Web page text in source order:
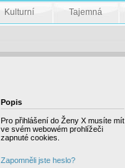
Kulturní Tajemná
Popis
Pro přihlášení do Ženy X musíte mít
ve svém webowém prohlížeči
zapnuté cookies.
Zapomněli jste heslo?